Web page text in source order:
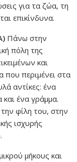
για τα ζώα, τη
επικίνδυνα.
Πάνω στην
πόλη της
και
που περιμένει στα
αντίκες: ένα
ένα γράμμα.
φίλη του, στην
ισχυρής
μήκους και